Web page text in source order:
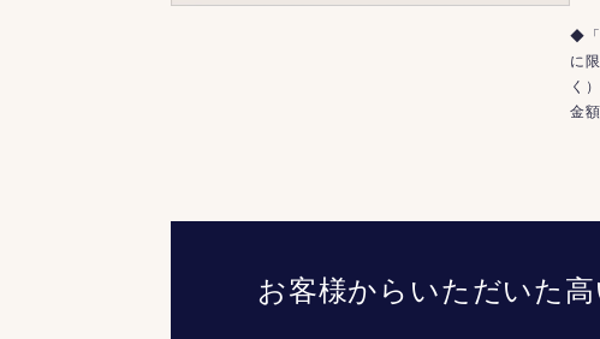
◆「
に
く
金
お客様からいただいた